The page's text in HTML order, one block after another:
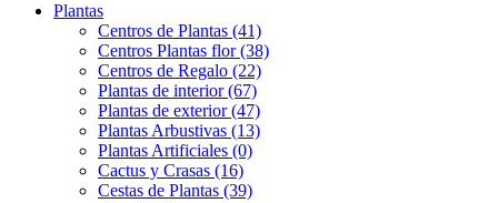
Plantas
Centros de Plantas (41)
Centros Plantas flor (38)
Centros de Regalo (22)
Plantas de interior (67)
Plantas de exterior (47)
Plantas Arbustivas (13)
Plantas Artificiales (0)
Cactus y Crasas (16)
Cestas de Plantas (39)